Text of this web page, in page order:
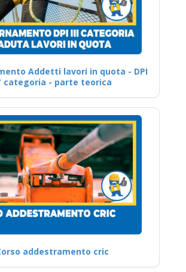
Addetti lavori in quota - DPI
categoria - parte teorica
addestramento cric